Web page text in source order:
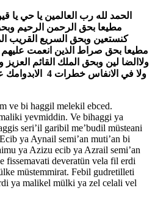
مطيعا بحق الرحمن الرحيم
كنستعين وبحق السريع القريب
مطيعا بحق صراط الذين انعمت عليهم
ولاالضا لين وبحق الملك القائم
ولا في
ve bi haggil melekil ebced.
yevmiddin. Ve bihaggi ya
seri’il garibil me’budil müsteani
ya Aynail semi’an muti’an bi
ya Azizu ecib ya Azrail semi’an
deveratün vela fil erdi
müstemmirat. Febil gudretilleti
ya malikel mülki ya zel celali vel